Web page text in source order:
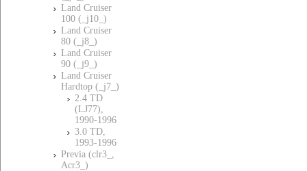
Land Cruiser
100 (_j10_)
Land Cruiser
80 (_j8_)
Land Cruiser
90 (_j9_)
Land Cruiser
Hardtop (_j7_)
2.4 TD
(LJ77),
1990-1996
3.0 TD,
1993-1996
Previa (clr3_,
Acr3_)